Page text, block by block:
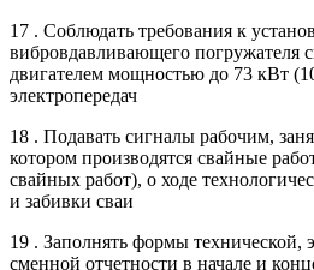
17 . Соблюдать требования к
вибровдавливающего погружателя
двигателем мощностью до 73 кВт
электропередач
18 . Подавать сигналы рабочим,
котором производятся свайные
свайных работ), о ходе
и забивки сваи
19 . Заполнять формы технической,
сменной отчетности в начале и